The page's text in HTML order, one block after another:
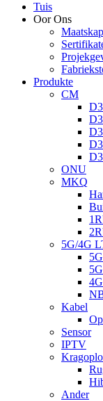
Tuis
Oor Ons
Produkte
CM
ONU
MKQ
5G/4G
Kabel
Sensor
IPTV
Ander